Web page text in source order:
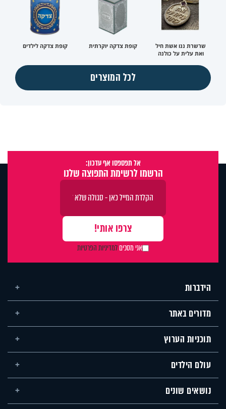
שרשרת ננו אשת חיל
ואת עלית על כולנה
קופת צדקה יוקרתית קופת צדקה לילדים
לכל המוצרים
אל תפספסו אף עדכון:
הרשמו לרשימת התפוצה שלנו
אני מסכיםלמדיניות הפרטיות
הידברות
מדורים באתר
תוכניות הערוץ
עולם הילדים
נושאים שונים